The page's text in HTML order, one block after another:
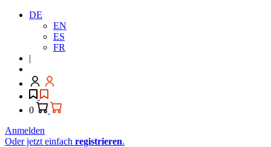
DE
EN
ES
FR
|
0
Anmelden
Oder jetzt einfach registrieren.